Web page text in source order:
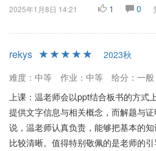
2025年1月8日 14:21 1 0
rekys
2023秋
难度：中等
作业：中等 给分：一般
上课：温老师会以ppt结合板书的方式
提供文字信息与相关概念，而解题与
说，温老师认真负责，能够把基本的
比较清晰。值得特别敬佩的是老师的